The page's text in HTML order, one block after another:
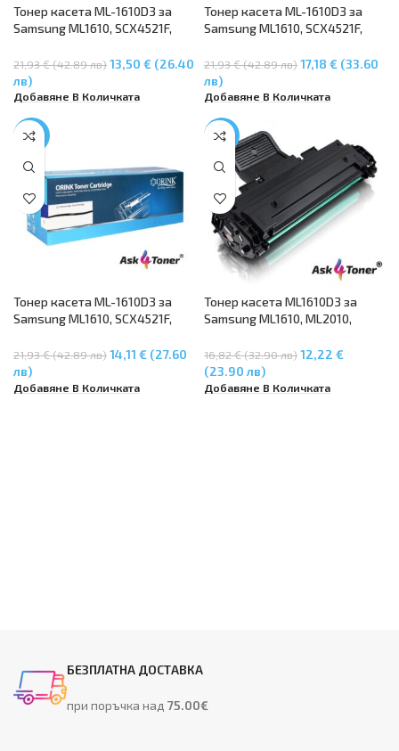
Тонер касета ML-1610D3 за
Samsung ML1610, SCX4521F,
ML2510, ML2570, ML2571N,
ML2010R, ML2010P
21,93 € (42.89 лв)13,50 € (26.40
лв)
Добавяне В Количката
Тонер касета ML-1610D3 за
Samsung ML1610, SCX4521F,
ML2510, ML2570, ML2571N,
ML2010R, ML2010P
21,93 € (42.89 лв)17,18 € (33.60
лв)
Добавяне В Количката
-36%
Тонер касета ML-1610D3 за
Samsung ML1610, SCX4521F,
ML2510, ML2570, ML2571N,
ML2010R, ML2010P
21,93 € (42.89 лв)14,11 € (27.60
лв)
Добавяне В Количката
-27%
Тонер касета ML1610D3 за
Samsung ML1610, ML2010,
16,82 € (32.90 лв)12,22 €
(23.90 лв)
Добавяне В Количката
БЕЗПЛАТНА ДОСТАВКА
при поръчка над75.00€